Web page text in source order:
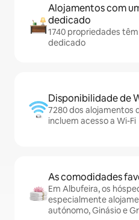
Alojamentos com
dedicado
1740 propriedades
dedicado
Disponibilidade de
7280 dos alojamentos
incluem acesso a Wi-Fi
As comodidades
Em Albufeira, os
especialmente
autónomo, Ginásio e